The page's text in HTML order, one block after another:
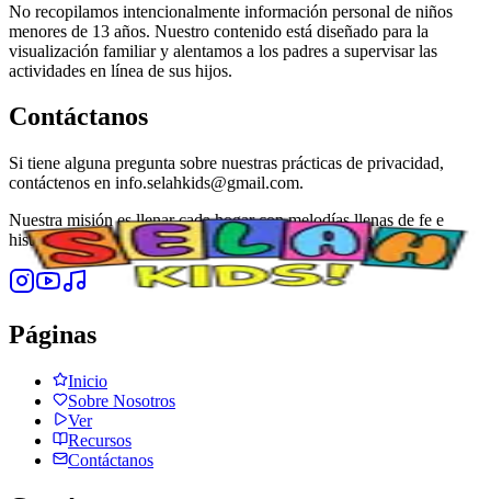
No recopilamos intencionalmente información personal de niños
menores de 13 años. Nuestro contenido está diseñado para la
visualización familiar y alentamos a los padres a supervisar las
actividades en línea de sus hijos.
Contáctanos
Si tiene alguna pregunta sobre nuestras prácticas de privacidad,
contáctenos en info.selahkids@gmail.com.
Nuestra misión es llenar cada hogar con melodías llenas de fe e
historias que despierten asombro en los corazones de los niños.
Páginas
Inicio
Sobre Nosotros
Ver
Recursos
Contáctanos